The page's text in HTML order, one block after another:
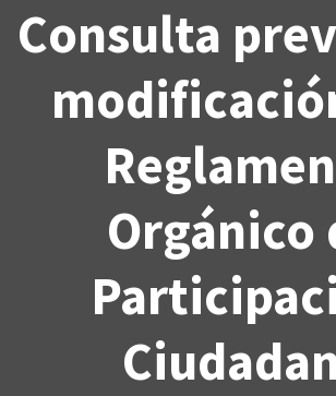
Consulta
Orgánico